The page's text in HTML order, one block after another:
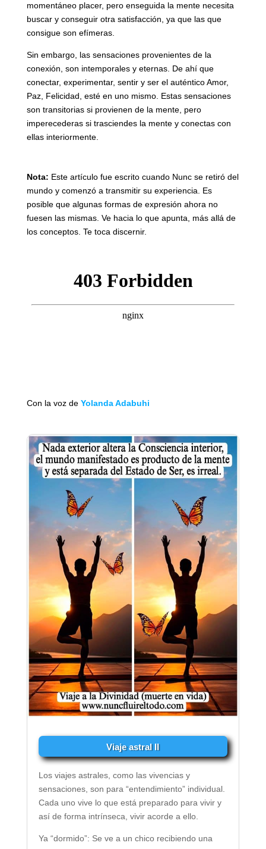
momentáneo placer, pero enseguida la mente necesita
buscar y conseguir otra satisfacción, ya que las que
consigue son efímeras.
Sin embargo, las sensaciones provenientes de la
conexión, son intemporales y eternas. De ahí que
conectar, experimentar, sentir y ser el auténtico Amor,
Paz, Felicidad, esté en uno mismo. Estas sensaciones
son transitorias si provienen de la mente, pero
imperecederas si trasciendes la mente y conectas con
ellas interiormente.
Nota: Este artículo fue escrito cuando Nunc se retiró del
mundo y comenzó a transmitir su experiencia. Es
posible que algunas formas de expresión ahora no
fuesen las mismas. Ve hacia lo que apunta, más allá de
los conceptos. Te toca discernir.
Con la voz de Yolanda Adabuhi
Viaje astral II
Los viajes astrales, como las vivencias y
sensaciones, son para “entendimiento” individual.
Cada uno vive lo que está preparado para vivir y
así de forma intrínseca, vivir acorde a ello.
Ya “dormido”: Se ve a un chico recibiendo una